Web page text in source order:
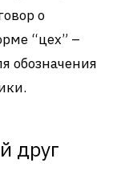
о
“цех” –
обозначения
друг